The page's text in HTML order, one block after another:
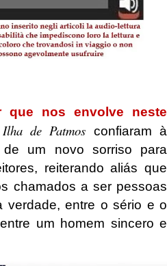
que nos envolve neste
de Patmos confiaram à
um novo sorriso para
reiterando aliás que
chamados a ser pessoas
verdade, entre o sério e o
um homem sincero e